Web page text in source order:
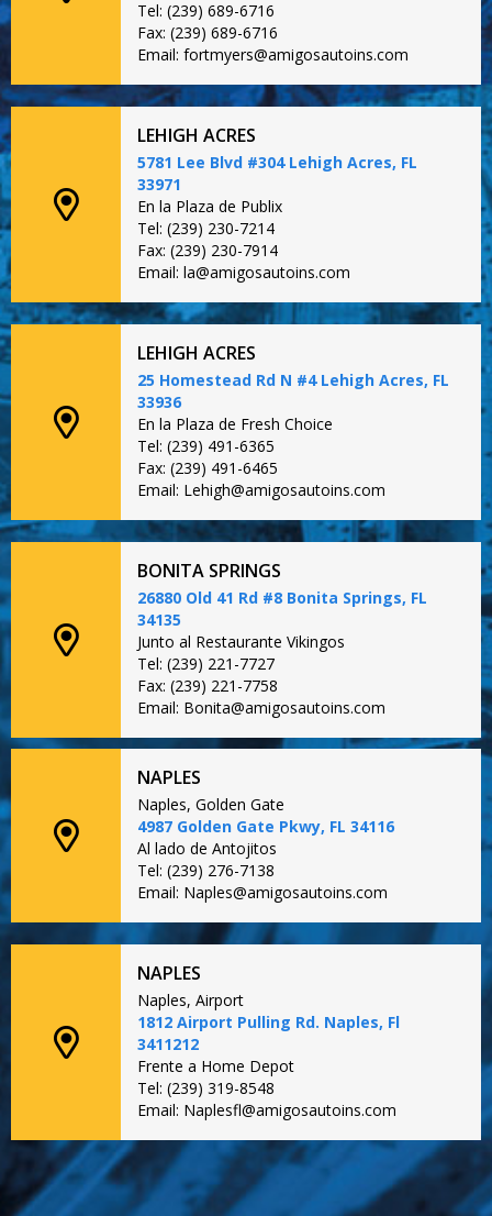
Tel: (239) 689-6716
Fax: (239) 689-6716
Email: fortmyers@amigosautoins.com
LEHIGH ACRES
5781 Lee Blvd #304 Lehigh Acres, FL
33971
En la Plaza de Publix
Tel: (239) 230-7214
Fax: (239) 230-7914
Email: la@amigosautoins.com
LEHIGH ACRES
25 Homestead Rd N #4 Lehigh Acres, FL
33936
En la Plaza de Fresh Choice
Tel: (239) 491-6365
Fax: (239) 491-6465
Email: Lehigh@amigosautoins.com
BONITA SPRINGS
26880 Old 41 Rd #8 Bonita Springs, FL
34135
Junto al Restaurante Vikingos
Tel: (239) 221-7727
Fax: (239) 221-7758
Email: Bonita@amigosautoins.com
NAPLES
Naples, Golden Gate
4987 Golden Gate Pkwy, FL 34116
Al lado de Antojitos
Tel: (239) 276-7138
Email: Naples@amigosautoins.com
NAPLES
Naples, Airport
1812 Airport Pulling Rd. Naples, Fl
3411212
Frente a Home Depot
Tel: (239) 319-8548
Email: Naplesfl@amigosautoins.com